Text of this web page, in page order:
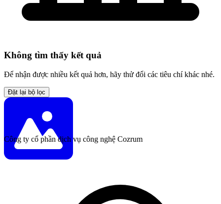
Không tìm thấy kết quả
Để nhận được nhiều kết quả hơn, hãy thử đổi các tiêu chí khác nhé.
Đặt lại bộ lọc
Công ty cổ phần dịch vụ công nghệ Cozrum